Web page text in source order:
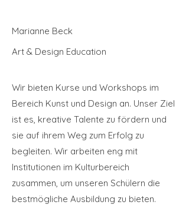
Marianne Beck
Art & Design Education
Wir bieten Kurse und Workshops im
Bereich Kunst und Design an. Unser Ziel
ist es, kreative Talente zu fördern und
sie auf ihrem Weg zum Erfolg zu
begleiten. Wir arbeiten eng mit
Institutionen im Kulturbereich
zusammen, um unseren Schülern die
bestmögliche Ausbildung zu bieten.